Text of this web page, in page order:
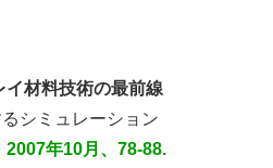
イ材料技術の最前線
シミュレーション
2007年10月、78-88.